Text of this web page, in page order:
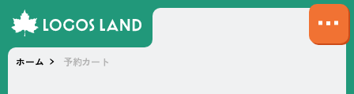
サ
イ
ホーム 予約カート